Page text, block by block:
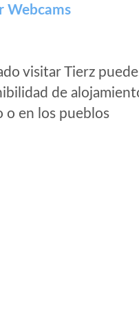
Webcams
visitar Tierz
de
o en los pueblos